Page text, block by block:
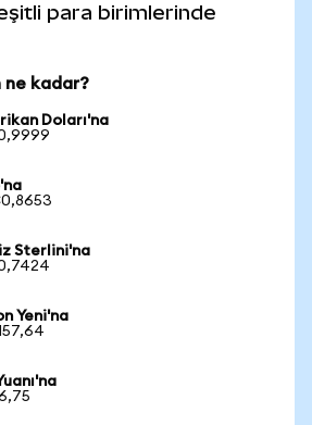
para birimlerinde
ne kadar?
Doları'na
Sterlini'na
Yeni'na